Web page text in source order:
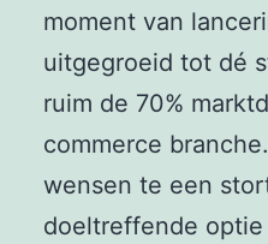
moment van
uitgegroeid tot dé
ruim de 70%
commerce
wensen te een
doeltreffende